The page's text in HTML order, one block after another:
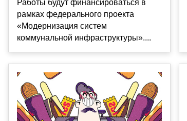
Работы будут финансироваться в
рамках федерального проекта
«Модернизация систем
коммунальной инфраструктуры»....